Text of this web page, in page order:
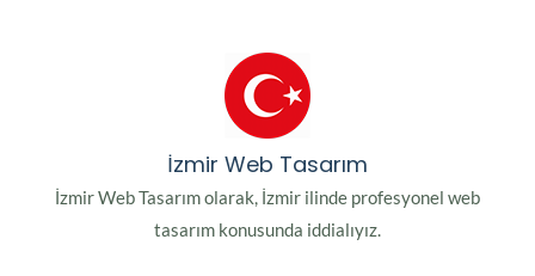
İzmir Web Tasarım
İzmir Web Tasarım olarak, İzmir ilinde profesyonel web
tasarım konusunda iddialıyız.